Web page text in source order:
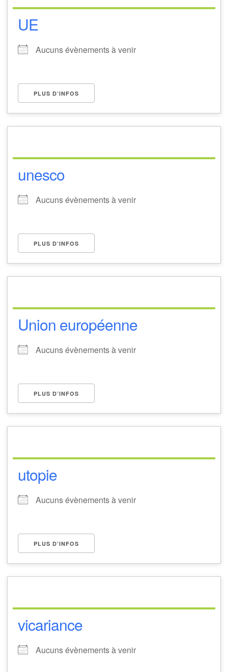
UE
Aucuns évènements à venir
PLUS D’INFOS
unesco
Aucuns évènements à venir
PLUS D’INFOS
Union européenne
Aucuns évènements à venir
PLUS D’INFOS
utopie
Aucuns évènements à venir
PLUS D’INFOS
vicariance
Aucuns évènements à venir